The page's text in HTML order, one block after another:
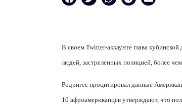
В своем Twitter-аккаунте глава
людей, застреленных полицией, более
Родригес процитировал данные
10 афроамериканцев утверждают, что